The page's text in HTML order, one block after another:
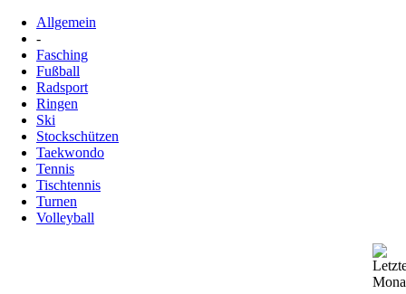
Allgemein
-
Fasching
Fußball
Radsport
Ringen
Ski
Stockschützen
Taekwondo
Tennis
Tischtennis
Turnen
Volleyball